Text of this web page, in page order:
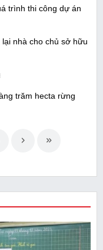
trình thi công dự án
nhà cho chủ sở hữu
trăm hecta rừng